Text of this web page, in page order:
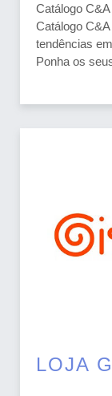
Catálogo
Catálogo
tendências
Ponha os
LOJA